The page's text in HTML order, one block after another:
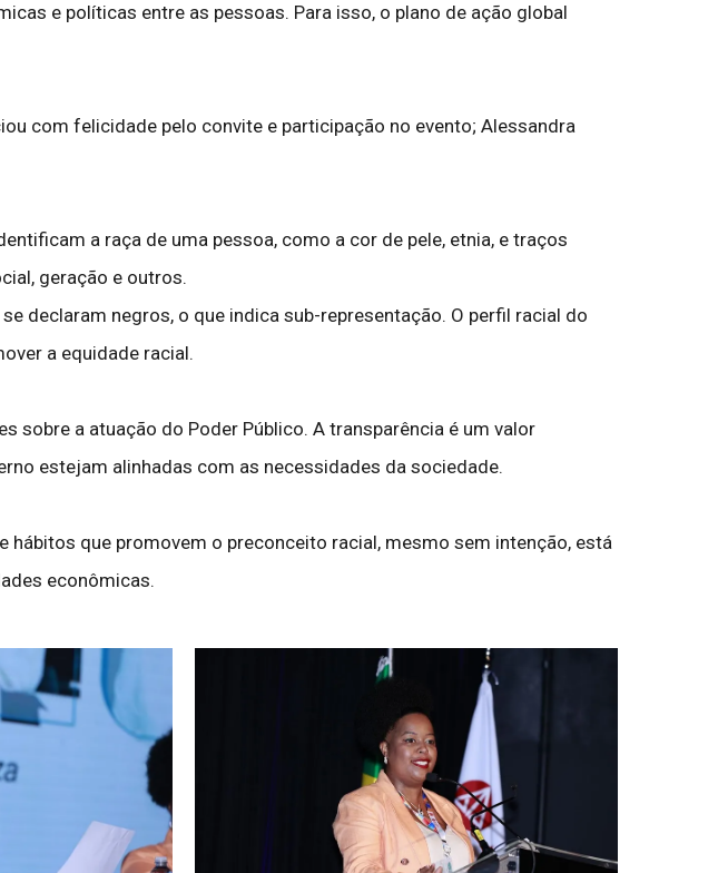
e políticas entre as pessoas. Para isso, o plano de ação global
com felicidade pelo convite e participação no evento; Alessandra
a raça de uma pessoa, como a cor de pele, etnia, e traços
geração e outros.
declaram negros, o que indica sub-representação. O perfil racial do
a equidade racial.
sobre a atuação do Poder Público. A transparência é um valor
estejam alinhadas com as necessidades da sociedade.
que promovem o preconceito racial, mesmo sem intenção, está
econômicas.